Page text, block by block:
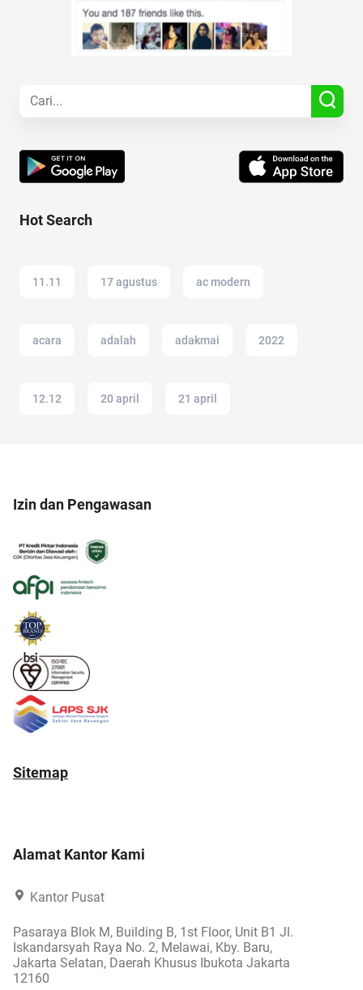
Hot Search
11.11 17 agustus ac modern
acara adalah adakmai 2022
12.12 20 april 21 april
Izin dan Pengawasan
Sitemap
Alamat Kantor Kami
Kantor Pusat
Pasaraya Blok M, Building B, 1st Floor, Unit B1 Jl.
Iskandarsyah Raya No. 2, Melawai, Kby. Baru,
Jakarta Selatan, Daerah Khusus Ibukota Jakarta
12160